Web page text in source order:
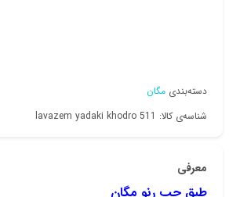
دسته‌بندی مگان
شناسه‌ی کالا: lavazem yadaki khodro 511
معرفی
طبق چپ رنو مگان